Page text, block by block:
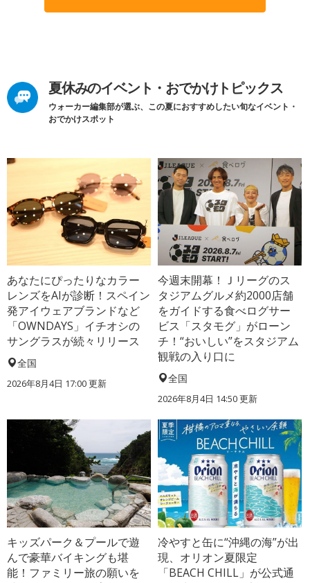
夏休みのイベント・おでかけトピックス
ウォーカー編集部が選ぶ、この夏におすすめしたい旬なイベント・
おでかけスポット
あなたにぴったりなカラー
レンズをAIが診断！スペイン
発アイウェアブランドなど
「OWNDAYS」イチオシの
サングラスが続々リリース
全国
2026年8月4日 17:00更新
今週末開幕！Ｊリーグのス
タジアムグルメ約2000店舗
をガイドする食べログサー
ビス「スタモグ」がローン
チ！“おいしい”をスタジアム
観戦の入り口に
全国
2026年8月4日 14:50更新
キッズパーク＆プールで遊
んで豪華バイキングも堪
能！ファミリー旅の願いを
冷やすと缶に“沖縄の海”が出
現、オリオン夏限定
「BEACH CHILL」が公式通